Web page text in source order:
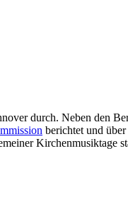
durch. Neben den
berichtet und
Kirchenmusiktage